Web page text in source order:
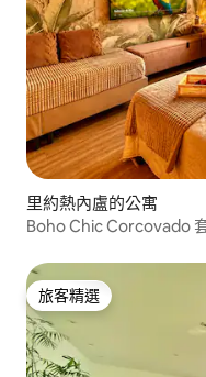
里約熱內盧的公寓
Boho Chic Corcovado
旅客精選
旅客精選